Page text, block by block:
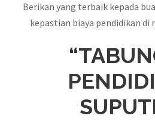
Berikan yang terbaik kepada
kepastian biaya pendidikan di